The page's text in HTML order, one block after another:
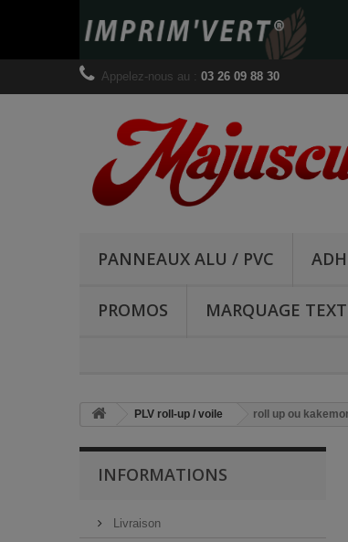
Appelez-nous au : 03 26 09 88 30
PANNEAUX ALU / PVC
PROMOS MARQUAGE
PLV roll-up / voile roll up ou
INFORMATIONS
Livraison